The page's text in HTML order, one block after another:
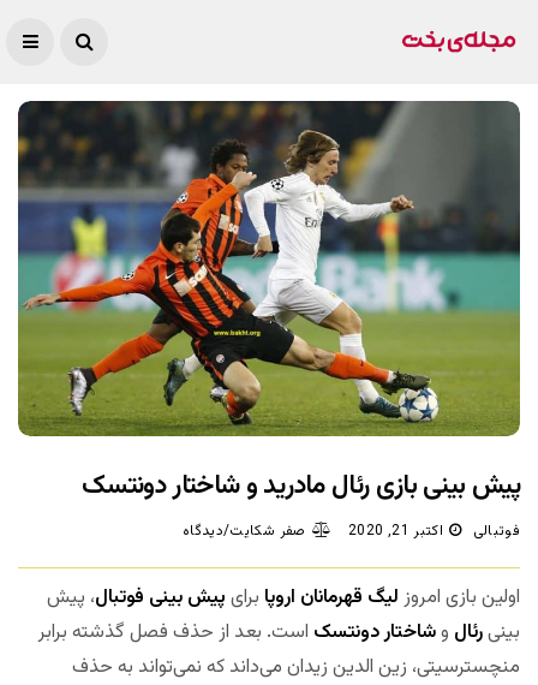
پیش بینی بازی رئال مادرید و شاختار دونتسک
فوتبالی اکتبر 21, 2020 صفر شکایت/دیدگاه
اولین بازی امروز لیگ قهرمانان اروپا برای پیش بینی فوتبال، پیش
بینیرئال وشاختار دونتسک است. بعد از حذف فصل گذشته برابر
منچسترسیتی، زین الدین زیدان می‌داند که نمی‌تواند به حذف